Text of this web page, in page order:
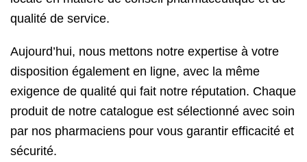
qualité de service.
Aujourd’hui, nous mettons notre expertise à votre
disposition également en ligne, avec la même
exigence de qualité qui fait notre réputation. Chaque
produit de notre catalogue est sélectionné avec soin
par nos pharmaciens pour vous garantir efficacité et
sécurité.